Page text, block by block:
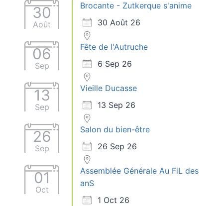
30
Août
Brocante - Zutkerque s'anime
30 Août 26
06
Sep
Fête de l'Autruche
6 Sep 26
13
Sep
Vieille Ducasse
13 Sep 26
26
Sep
Salon du bien-être
26 Sep 26
01
Oct
Assemblée Générale Au FiL des
anS
1 Oct 26